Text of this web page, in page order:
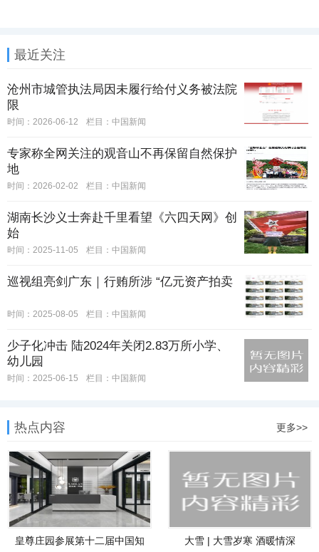
最近关注
沧州市城管执法局因未履行给付义务被法院
限
时间：2026-06-12 栏目： 中国新闻
专家称全网关注的观音山不再保留自然保护
地
时间：2026-02-02 栏目： 中国新闻
湖南长沙义士奔赴千里看望《六四天网》创
始
时间：2025-11-05 栏目： 中国新闻
巡视组亮剑广东｜行贿所涉 “亿元资产拍卖
时间：2025-08-05 栏目： 中国新闻
少子化冲击 陆2024年关闭2.83万所小学、
幼儿园
时间：2025-06-15 栏目： 中国新闻
热点内容 更多>>
皇尊庄园参展第十二届中国知
大雪 | 大雪岁寒 酒暖情深